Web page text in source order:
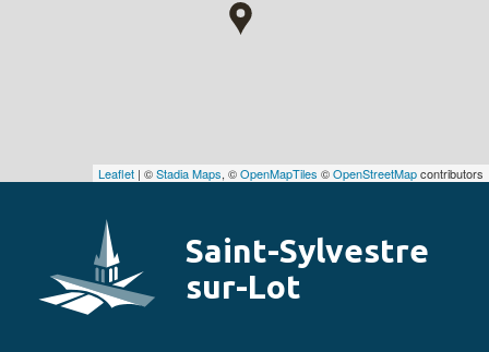
Saint-Sylvestre
sur-Lot
Leaflet | ©Stadia Maps, ©OpenMapTiles ©OpenStreetMapcontributors